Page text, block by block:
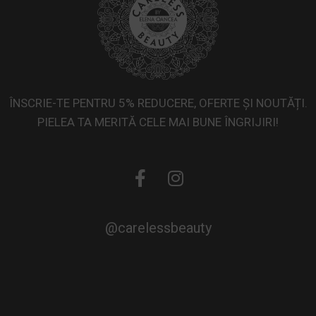
ÎNSCRIE-TE PENTRU 5% REDUCERE, OFERTE ȘI NOUTĂȚI.
PIELEA TA MERITĂ CELE MAI BUNE ÎNGRIJIRI!
@carelessbeauty